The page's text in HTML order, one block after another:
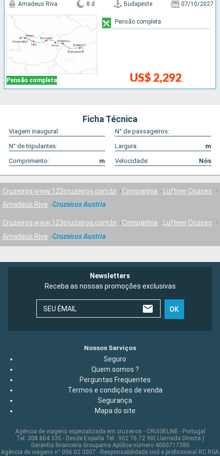
Pensão completa
Amadeus Riva 8 d Budapeste 07/10/2027
US$ 2,292
Pensão completa
Ficha Técnica
Viagem inaugural:
N° de passageiros:
N° de tripulantes:
Largura:
m
Comprimento:
m Velocidade: Nós
Cruzeiros www.123cruzeiros.com.br Companhia
Luftner Cruises
Amadeus Riva
Cruzeiros Austria
Cruzeiros www.123cruzeiros.com.br Companhia
Luftner Cruises
Amadeus Riva
Cruzeiros Austria
Newsletters
Receba as nossas promoções exclusivas
SEU ÉMAIL OK
Nossos Serviços
Seguro
Quem somos ?
Perguntas Frequentes
Termos e condições de venda
Segurança
Mapa do site
Agência de viagens especializada em cruzeiros - CRUISELINE - Portugal
Tel: 308 804 335 - Desde España Tel : 902 76 72 90( Llamada Directa )
Garantia financeira Groupama Apólice número 4000717380
Agência de viagens n° 006 02 0007 - Responsabilidade civil e profissional RC RSA